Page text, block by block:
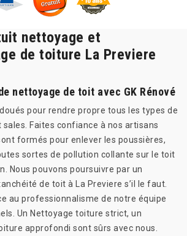
nettoyage et
de toiture La Previere
nettoyage de toit avec GK Rénové
pour rendre propre tous les types de
Faites confiance à nos artisans
formés pour enlever les poussières,
sortes de pollution collante sur le toit
Nous pouvons poursuivre par un
de toit à La Previere s’il le faut.
au professionnalisme de notre équipe
Un Nettoyage toiture strict, un
approfondi sont sûrs avec nous.